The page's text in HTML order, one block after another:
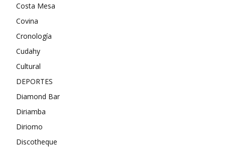
Costa Mesa
Covina
Cronología
Cudahy
Cultural
DEPORTES
Diamond Bar
Diriamba
Diriomo
Discotheque